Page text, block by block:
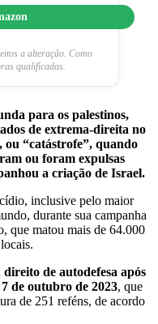
a alteração. Como
qualificadas.
para os palestinos,
de extrema-direita no
“catástrofe”, quando
ou foram expulsas
a criação de Israel.
inclusive pelo maior
durante sua campanha
que matou mais de 64.000
de autodefesa após
de outubro de 2023, que
de 251 reféns, de acordo